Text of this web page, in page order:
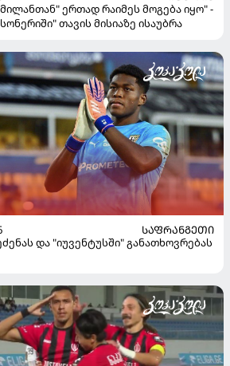
ერთად რაიმეს მოგება იყო" -
თავის მისიაზე ისაუბრა
ᲡᲐᲤᲠᲐᲜᲒᲔᲗᲘ
და "იუვენტუსში" განათხოვრებას